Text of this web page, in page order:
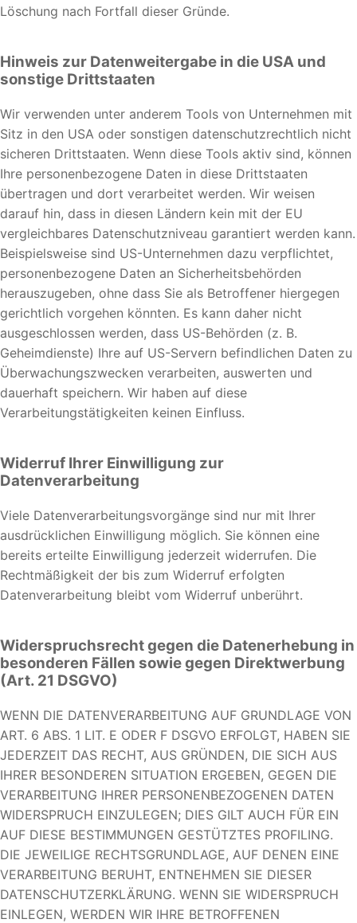
Löschung nach Fortfall dieser Gründe.
Hinweis zur Datenweitergabe in die USA und
sonstige Drittstaaten
Wir verwenden unter anderem Tools von Unternehmen mit
Sitz in den USA oder sonstigen datenschutzrechtlich nicht
sicheren Drittstaaten. Wenn diese Tools aktiv sind, können
Ihre personenbezogene Daten in diese Drittstaaten
übertragen und dort verarbeitet werden. Wir weisen
darauf hin, dass in diesen Ländern kein mit der EU
vergleichbares Datenschutzniveau garantiert werden kann.
Beispielsweise sind US-Unternehmen dazu verpflichtet,
personenbezogene Daten an Sicherheitsbehörden
herauszugeben, ohne dass Sie als Betroffener hiergegen
gerichtlich vorgehen könnten. Es kann daher nicht
ausgeschlossen werden, dass US-Behörden (z. B.
Geheimdienste) Ihre auf US-Servern befindlichen Daten zu
Überwachungszwecken verarbeiten, auswerten und
dauerhaft speichern. Wir haben auf diese
Verarbeitungstätigkeiten keinen Einfluss.
Widerruf Ihrer Einwilligung zur
Datenverarbeitung
Viele Datenverarbeitungsvorgänge sind nur mit Ihrer
ausdrücklichen Einwilligung möglich. Sie können eine
bereits erteilte Einwilligung jederzeit widerrufen. Die
Rechtmäßigkeit der bis zum Widerruf erfolgten
Datenverarbeitung bleibt vom Widerruf unberührt.
Widerspruchsrecht gegen die Datenerhebung in
besonderen Fällen sowie gegen Direktwerbung
(Art. 21 DSGVO)
WENN DIE DATENVERARBEITUNG AUF GRUNDLAGE VON
ART. 6 ABS. 1 LIT. E ODER F DSGVO ERFOLGT, HABEN SIE
JEDERZEIT DAS RECHT, AUS GRÜNDEN, DIE SICH AUS
IHRER BESONDEREN SITUATION ERGEBEN, GEGEN DIE
VERARBEITUNG IHRER PERSONENBEZOGENEN DATEN
WIDERSPRUCH EINZULEGEN; DIES GILT AUCH FÜR EIN
AUF DIESE BESTIMMUNGEN GESTÜTZTES PROFILING.
DIE JEWEILIGE RECHTSGRUNDLAGE, AUF DENEN EINE
VERARBEITUNG BERUHT, ENTNEHMEN SIE DIESER
DATENSCHUTZERKLÄRUNG. WENN SIE WIDERSPRUCH
EINLEGEN, WERDEN WIR IHRE BETROFFENEN